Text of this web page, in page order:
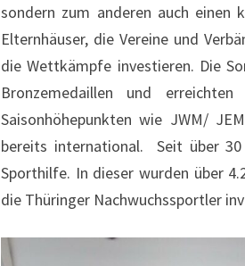
sondern zum anderen auch einen
Elternhäuser, die Vereine und
die Wettkämpfe investieren. Die
Bronzemedaillen und
Saisonhöhepunkten wie JWM/
bereits international. Seit über
Sporthilfe. In dieser wurden über
die Thüringer Nachwuchssportler